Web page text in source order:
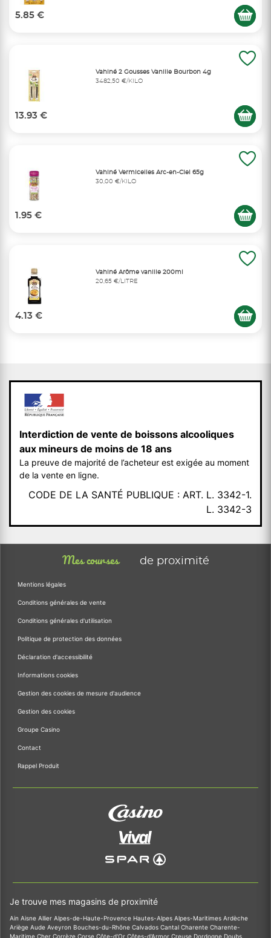
5.85 €
Vahiné 2 Gousses Vanille Bourbon 4g
3482,50 €/KILO
13.93 €
Vahiné Vermicelles Arc-en-Ciel 65g
30,00 €/KILO
1.95 €
Vahiné Arôme vanille 200ml
20,65 €/LITRE
4.13 €
Interdiction de vente de boissons alcooliques
aux mineurs de moins de 18 ans
La preuve de majorité de l’acheteur est exigée au moment
de la vente en ligne.
CODE DE LA SANTÉ PUBLIQUE : ART. L. 3342-1.
L. 3342-3
Mes courses de proximité
Mentions légales
Conditions générales de vente
Conditions générales d'utilisation
Politique de protection des données
Déclaration d'accessibilité
Informations cookies
Gestion des cookies de mesure d'audience
Gestion des cookies
Groupe Casino
Contact
Rappel Produit
Je trouve mes magasins de proximité
Ain Aisne Allier Alpes-de-Haute-Provence Hautes-Alpes Alpes-Maritimes Ardèche
Ariège Aude Aveyron Bouches-du-Rhône Calvados Cantal Charente Charente-
Maritime Cher Corrèze Corse Côte-d'Or Côtes-d'Armor Creuse Dordogne Doubs